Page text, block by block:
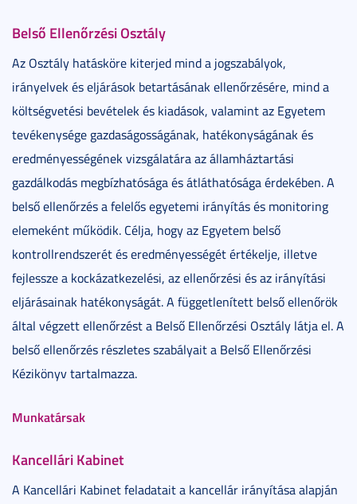
Belső Ellenőrzési Osztály
Az Osztály hatásköre kiterjed mind a jogszabályok,
irányelvek és eljárások betartásának ellenőrzésére, mind a
költségvetési bevételek és kiadások, valamint az Egyetem
tevékenysége gazdaságosságának, hatékonyságának és
eredményességének vizsgálatára az államháztartási
gazdálkodás megbízhatósága és átláthatósága érdekében. A
belső ellenőrzés a felelős egyetemi irányítás és monitoring
elemeként működik. Célja, hogy az Egyetem belső
kontrollrendszerét és eredményességét értékelje, illetve
fejlessze a kockázatkezelési, az ellenőrzési és az irányítási
eljárásainak hatékonyságát. A függetlenített belső ellenőrök
által végzett ellenőrzést a Belső Ellenőrzési Osztály látja el. A
belső ellenőrzés részletes szabályait a Belső Ellenőrzési
Kézikönyv tartalmazza.
Munkatársak
Kancellári Kabinet
A Kancellári Kabinet feladatait a kancellár irányítása alapján